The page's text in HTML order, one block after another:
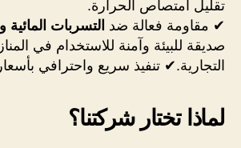
تقليل امتصاص الحرارة.
✔ مقاومة فعالة ضد التسربات المائية
صديقة للبيئة وآمنة للاستخدام في
التجارية.✔ تنفيذ سريع واحترافي
لماذا تختار شركتنا؟